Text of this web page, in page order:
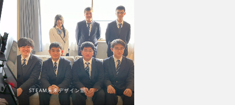
STEAM未来デザイン部